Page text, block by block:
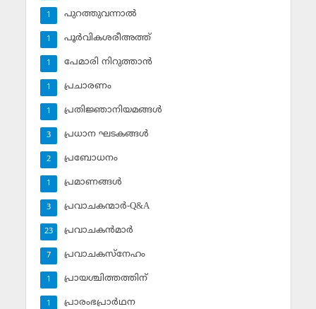
പുറത്തുവന്നാല്‍
1
പൂര്‍വികശരീഅത്ത്
1
പേമാരി നിറുത്താന്‍
1
പ്രചാരണം
1
പ്രതിജ്ഞാനിയമങ്ങള്‍
1
പ്രധാന ഘടകങ്ങള്‍
3
പ്രബോധനം
2
പ്രമാണങ്ങള്‍
1
പ്രവാചകന്മാര്‍-Q&A
3
പ്രവാചകന്‍മാര്‍
23
പ്രവാചകസ്‌നേഹം
7
പ്രായശ്ചിത്തത്തിന്
1
പ്രാരംഭപ്രാര്‍ഥന
1